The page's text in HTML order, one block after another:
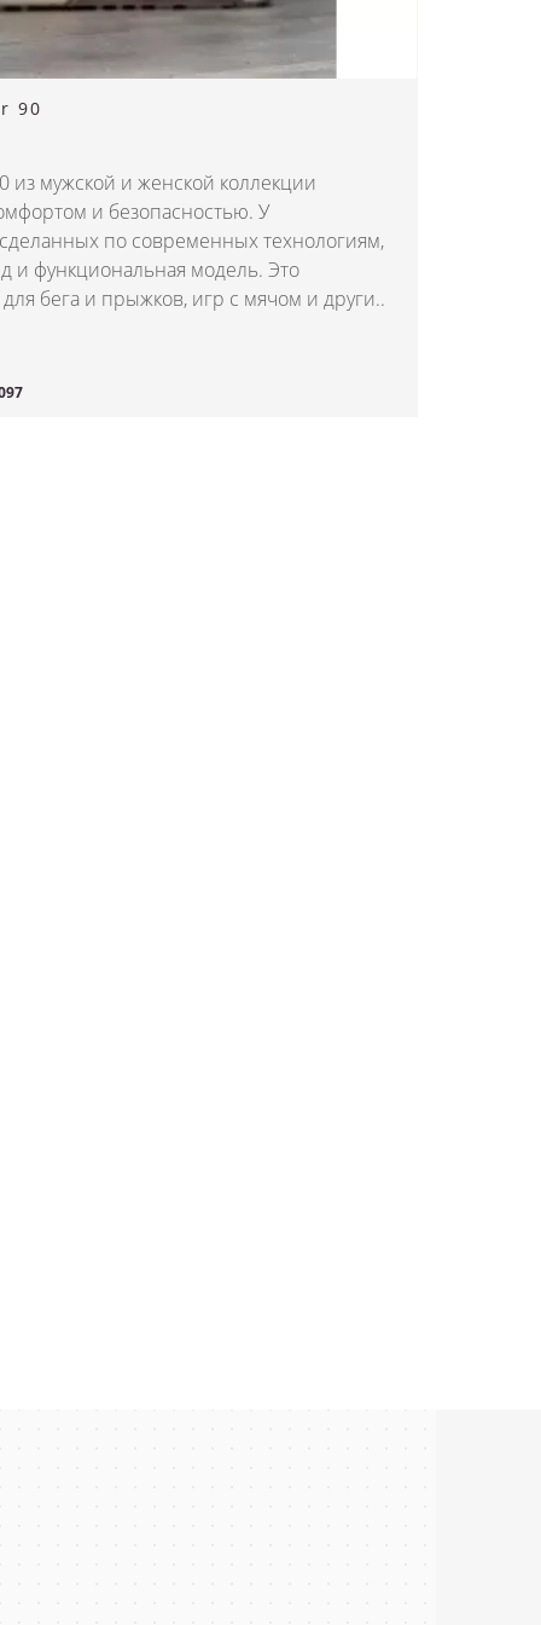
90
из мужской и женской коллекции
и безопасностью. У
по современных технологиям,
и функциональная модель. Это
бега и прыжков, игр с мячом и други..